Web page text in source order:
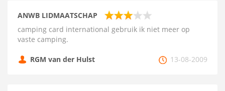
ANWB LIDMAATSCHAP
camping card international gebruik ik niet meer op
vaste camping.
RGM van der Hulst 13-08-2009